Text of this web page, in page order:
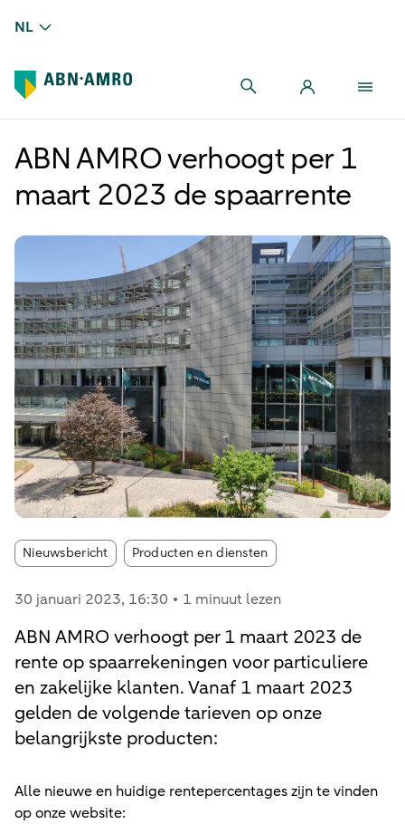
NL
ABN AMRO verhoogt per 1
maart 2023 de spaarrente
Nieuwsbericht Article tags:
Producten en diensten
30 januari 2023, 16:30 1 minuut lezen
ABN AMRO verhoogt per 1 maart 2023 de
rente op spaarrekeningen voor particuliere
en zakelijke klanten. Vanaf 1 maart 2023
gelden de volgende tarieven op onze
belangrijkste producten:
Alle nieuwe en huidige rentepercentages zijn te vinden
op onze website: